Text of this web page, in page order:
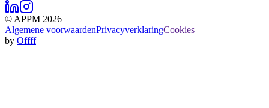
© APPM 2026
Algemene voorwaardenPrivacyverklaringCookies
by Offff